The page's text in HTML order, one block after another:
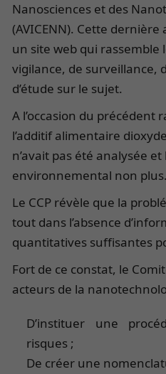
Nanosciences et des
(AVICENN). Cette
un site web qui rassemble
vigilance, de surveillance,
d’étude sur le sujet.
A l’occasion du précédent
l’additif alimentaire
n’avait pas été analysée et
environnemental non plus.
Le CCP révèle que la
tout dans l’absence
quantitatives suffisantes
Fort de ce constat, le
acteurs de la
D’instituer une
risques ;
De créer une